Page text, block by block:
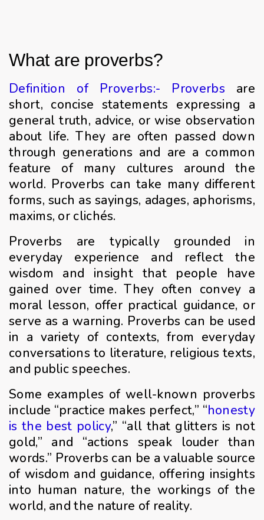
What are proverbs?
Definition of Proverbs:- Proverbs are
short, concise statements expressing a
general truth, advice, or wise observation
about life. They are often passed down
through generations and are a common
feature of many cultures around the
world. Proverbs can take many different
forms, such as sayings, adages, aphorisms,
maxims, or clichés.
Proverbs are typically grounded in
everyday experience and reflect the
wisdom and insight that people have
gained over time. They often convey a
moral lesson, offer practical guidance, or
serve as a warning. Proverbs can be used
in a variety of contexts, from everyday
conversations to literature, religious texts,
and public speeches.
Some examples of well-known proverbs
include “practice makes perfect,” “honesty
is the best policy,” “all that glitters is not
gold,” and “actions speak louder than
words.” Proverbs can be a valuable source
of wisdom and guidance, offering insights
into human nature, the workings of the
world, and the nature of reality.